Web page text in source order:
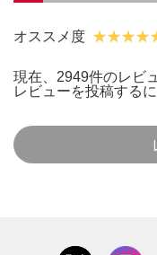
オススメ度
現在、2949件のレビ
レビューを投稿する